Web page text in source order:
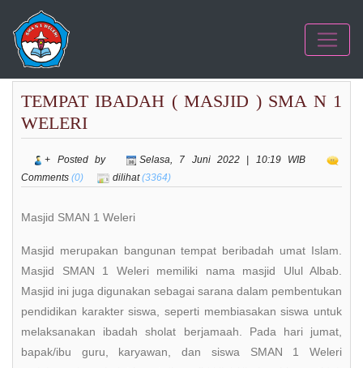
TEMPAT IBADAH ( MASJID ) SMA N 1
WELERI
+ Posted by
Selasa, 7 Juni 2022 | 10:19 WIB
Comments (0) dilihat(3364)
Masjid SMAN 1 Weleri
Masjid merupakan bangunan tempat beribadah umat Islam.
Masjid SMAN 1 Weleri memiliki nama masjid Ulul Albab.
Masjid ini juga digunakan sebagai sarana dalam pembentukan
pendidikan karakter siswa, seperti membiasakan siswa untuk
melaksanakan ibadah sholat berjamaah. Pada hari jumat,
bapak/ibu guru, karyawan, dan siswa SMAN 1 Weleri